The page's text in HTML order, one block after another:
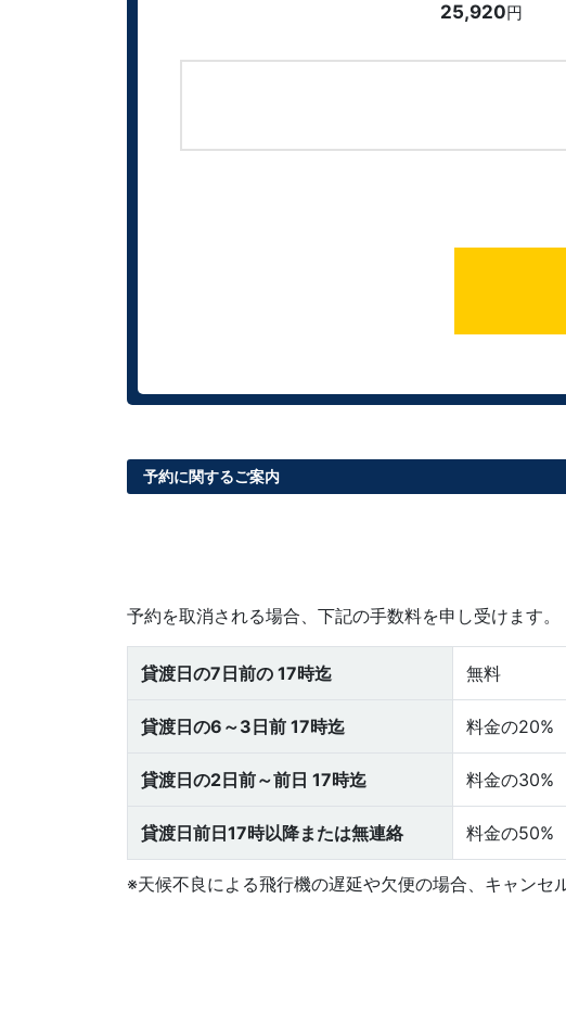
25,920円
予約に関するご案内
予約を取消される場合、下記の手数料を申し受けます。
貸渡日の7日前の 17時迄 無料
貸渡日の6～3日前 17時迄 料金の20%
貸渡日の2日前～前日 17時迄 料金の30%
貸渡日前日17時以降または無連絡 料金の50%
※天候不良による飛行機の遅延や欠便の場合、キャン